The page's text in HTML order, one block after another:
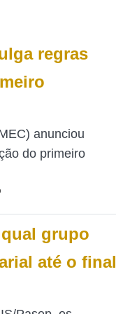
regras
anunciou
do primeiro
grupo
até o final